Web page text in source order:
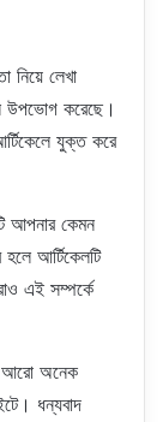
নিয়ে লেখা
উপভোগ করেছে।
যুক্ত করে
আপনার কেমন
আর্টিকেলটি
এই সম্পর্কে
অনেক
ধন্যবাদ